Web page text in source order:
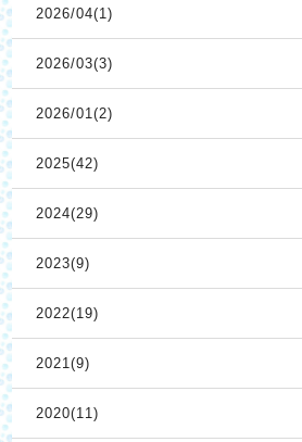
2026/04(1)
2026/03(3)
2026/01(2)
2025(42)
2024(29)
2023(9)
2022(19)
2021(9)
2020(11)